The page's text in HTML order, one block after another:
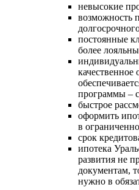
невысокие
возможность
постоянные
более
программы –
быстрое
оформить
в
срок
ипотека
развития не
документам,
нужно в